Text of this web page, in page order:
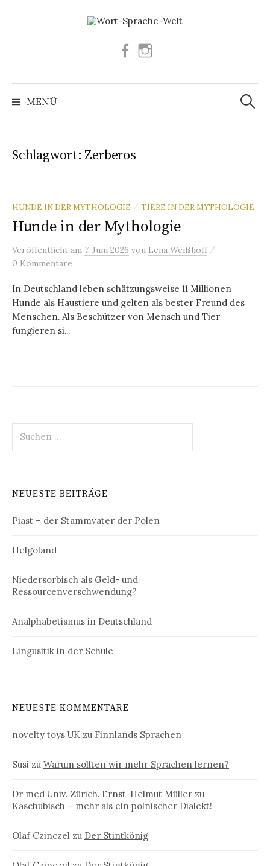
Facebook
MENÜ
Suchen
nach:
Schlagwort: Zerberos
HUNDE IN DER MYTHOLOGIE / TIERE IN DER MYTHOLOGIE
Hunde in der Mythologie
Veröffentlicht am 7. Juni 2026 von Lena Weißhoff /
0 Kommentare
In Deutschland leben schätzungsweise 11 Millionen
Hunde als Haustiere und gelten als bester Freund des
Menschen. Als Beschützer von Mensch und Tier
fungieren si...
nach:
NEUESTE BEITRÄGE
Piast – der Stammvater der Polen
Helgoland
Niedersorbisch als Geld- und
Ressourcenverschwendung?
Analphabetismus in Deutschland
Lingusitik in der Schule
NEUESTE KOMMENTARE
novelty toys UK zu Finnlands Sprachen
Susi zu Warum sollten wir mehr Sprachen lernen?
Dr med Univ. Zürich. Ernst-Helmut Müller zu
Kaschubisch – mehr als ein polnischer Dialekt!
Olaf Czinczel zu Der Stintkönig